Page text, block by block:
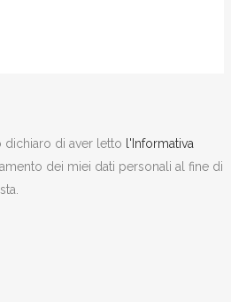
dichiaro di aver letto
l'Informativa
dei miei dati personali al fine di